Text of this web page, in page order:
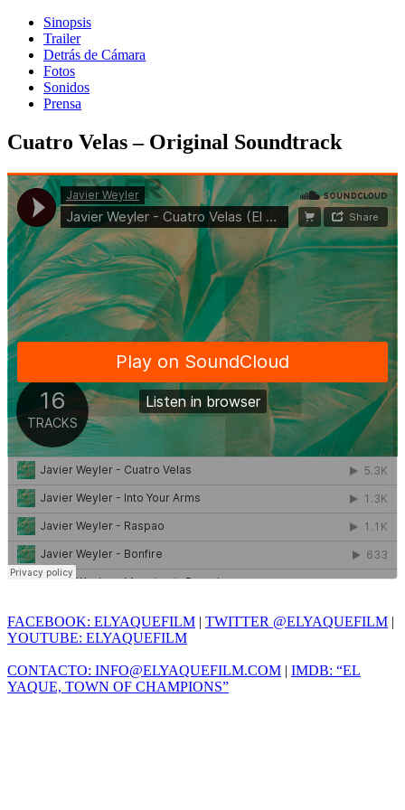
Sinopsis
Trailer
Detrás de Cámara
Fotos
Sonidos
Prensa
Cuatro Velas – Original Soundtrack
FACEBOOK: ELYAQUEFILM | TWITTER @ELYAQUEFILM |
YOUTUBE: ELYAQUEFILM
CONTACTO: INFO@ELYAQUEFILM.COM | IMDB: “EL
YAQUE, TOWN OF CHAMPIONS”